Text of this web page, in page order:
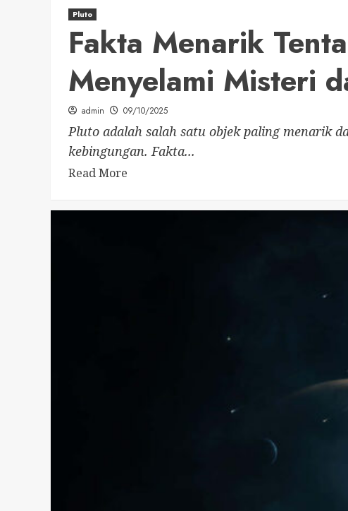
Pluto
Fakta Menarik
Menyelami Misteri
admin 09/10/2025
Pluto adalah salah satu objek paling menarik
kebingungan. Fakta...
Read More